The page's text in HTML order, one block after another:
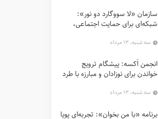
سازمان «لا سووگارد دو نور»:
شبکه‌ای برای حمایت اجتماعی،
اِن. اِس. اُ. آ سابق)
سه شنبه, ۱۳ مرداد
انجمن اَکسه: پیشگام ترویج
خواندن برای نوزادان و مبارزه با طرد
سه شنبه, ۱۳ مرداد
برنامه «با من بخوان»: تجربه‌ای پویا